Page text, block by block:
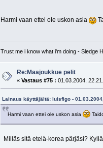
Harmi vaan ettei ole uskon asia
Trust me i know what i'm doing - Sledge
Re:Maajoukkue pelit
«Vastaus #75 : 01.03.2004,
Lainaus käyttäjältä: luisfigo -
Harmi vaan ettei ole uskon asia
Milläs sitä etelä-korea pärjäsi?